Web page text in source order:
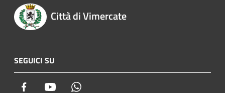
Città di Vimercate
SEGUICI SU
Facebook Youtube